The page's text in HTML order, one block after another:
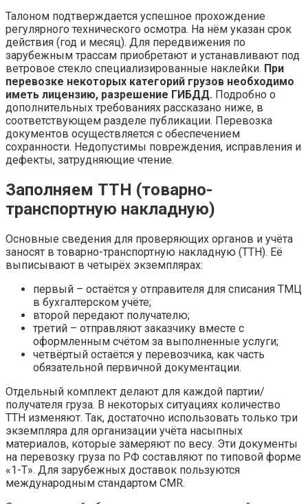
Талоном подтверждается успешное прохождение
регулярного технического осмотра. На нём указан срок
действия (год и месяц). Для передвижения по
зарубежным трассам приобретают и устанавливают под
ветровое стекло специализированные наклейки. При
перевозке некоторых категорий грузов необходимо
иметь лицензию, разрешение ГИБДД. Подробно о
дополнительных требованиях рассказано ниже, в
соответствующем разделе публикации. Перевозка
документов осуществляется с обеспечением
сохранности. Недопустимы повреждения, исправления и
дефекты, затрудняющие чтение.
Заполняем ТТН (товарно-
транспортную накладную)
Основные сведения для проверяющих органов и учёта
заносят в товарно-транспортную накладную (ТТН). Её
выписывают в четырёх экземплярах:
первый – остаётся у отправителя для списания ТМЦ
в бухгалтерском учёте;
второй передают получателю;
третий – отправляют заказчику вместе с
оформленным счётом за выполненные услуги;
четвёртый остаётся у перевозчика, как часть
обязательной первичной документации.
Отдельный комплект делают для каждой партии/
получателя груза. В некоторых ситуациях количество
ТТН изменяют. Так, достаточно использовать только три
экземпляра для организации учёта насыпных
материалов, которые замеряют по весу. Эти документы
на перевозку груза по РФ составляют по типовой форме
«1-Т». Для зарубежных доставок пользуются
международным стандартом CMR.